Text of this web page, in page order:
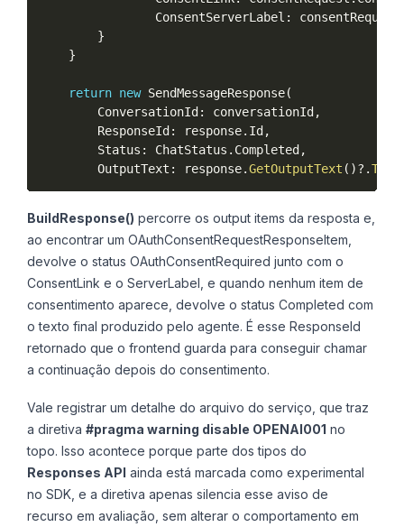
                ConsentServerLabel
: consentRequest
}
}
return new SendMessageResponse(
        ConversationId
: conversationId ,
        ResponseId
: response. Id ,
        Status
: ChatStatus . Completed ,
        OutputText
: response.GetOutputText ( )? .Trim
BuildResponse() percorre os output items da resposta e,
ao encontrar um OAuthConsentRequestResponseItem,
devolve o status OAuthConsentRequired junto com o
ConsentLink e o ServerLabel, e quando nenhum item de
consentimento aparece, devolve o status Completed com
o texto final produzido pelo agente. É esse ResponseId
retornado que o frontend guarda para conseguir chamar
a continuação depois do consentimento.
Vale registrar um detalhe do arquivo do serviço, que traz
a diretiva #pragma warning disable OPENAI001 no
topo. Isso acontece porque parte dos tipos do
Responses API ainda está marcada como experimental
no SDK, e a diretiva apenas silencia esse aviso de
recurso em avaliação, sem alterar o comportamento em